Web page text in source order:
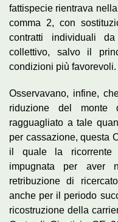
fattispecie rientrava
comma 2, con
contratti individuali
collettivo, salvo il
condizioni più favorevoli.
Osservavano, infine,
riduzione del
ragguagliato a tale
per cassazione, questa
il quale la ricorrente
impugnata per aver
retribuzione di
anche per il periodo
ricostruzione della